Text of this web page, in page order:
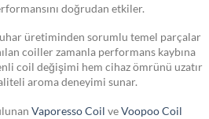
doğrudan etkiler.
üretiminden sorumlu temel parçalar
coiller zamanla performans kaybına
coil değişimi hem cihaz ömrünü uzatır
aroma deneyimi sunar.
Vaporesso Coil veVoopoo Coil